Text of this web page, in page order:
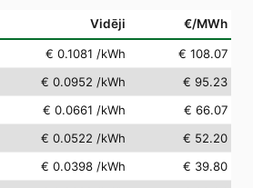
Vidēji €/MWh
€ 0.1081 /kWh
€ 108.07
€ 0.0952 /kWh
€ 95.23
€ 0.0661 /kWh
€ 66.07
€ 0.0522 /kWh
€ 52.20
€ 0.0398 /kWh
€ 39.80